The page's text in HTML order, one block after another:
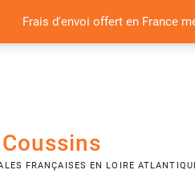
Frais d'envoi offert en France
FRANÇAISES EN LOIRE